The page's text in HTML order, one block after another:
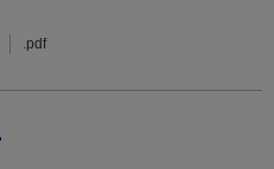
.pdf